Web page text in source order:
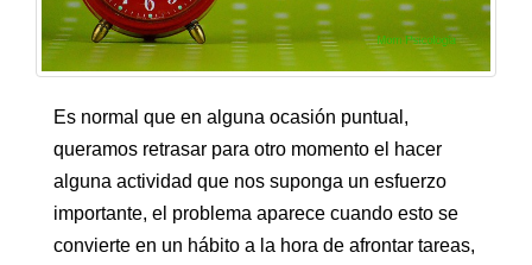
Es normal que en alguna ocasión puntual,
queramos retrasar para otro momento el hacer
alguna actividad que nos suponga un esfuerzo
importante, el problema aparece cuando esto se
convierte en un hábito a la hora de afrontar tareas,